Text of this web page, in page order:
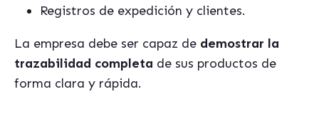
Registros de expedición y clientes.
La empresa debe ser capaz de demostrar la
trazabilidad completa de sus productos de
forma clara y rápida.